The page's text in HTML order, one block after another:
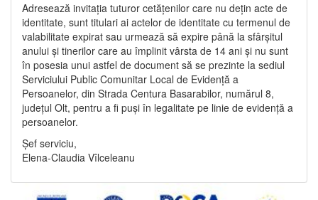
Adresează invitația tuturor cetățenilor care nu dețin acte de
identitate, sunt titulari ai actelor de identitate cu termenul de
valabilitate expirat sau urmează să expire până la sfârșitul
anului și tinerilor care au împlinit vârsta de 14 ani și nu sunt
în posesia unui astfel de document să se prezinte la sediul
Serviciului Public Comunitar Local de Evidență a
Persoanelor, din Strada Centura Basarabilor, numărul 8,
județul Olt, pentru a fi puși în legalitate pe linie de evidență a
persoanelor.
Șef serviciu,
Elena-Claudia Vîlceleanu